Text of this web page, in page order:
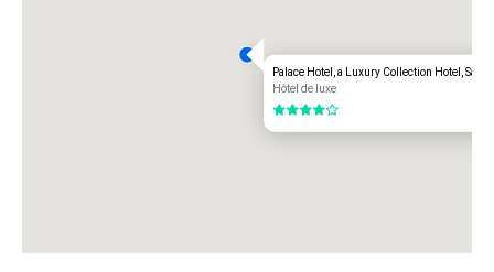
Palace Hotel, a Luxury Collection Hotel, San
Hôtel de luxe
4 sur 5